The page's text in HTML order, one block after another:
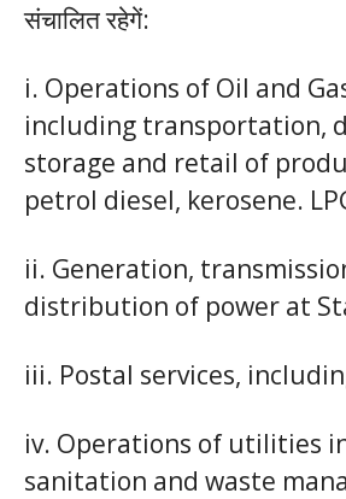
संचालित रहेगें:
i. Operations of Oil and
including transportation,
storage and retail of
petrol diesel, kerosene.
ii. Generation,
distribution of power at
iii. Postal services,
iv. Operations of utilities
sanitation and waste